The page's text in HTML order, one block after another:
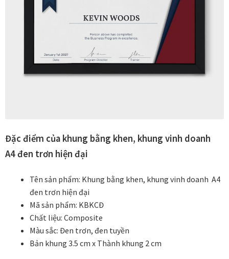
Đóng khung tranh canvas – tranh sơn dầu
Đóng khung tranh đính đá
Đóng khung tranh thêu
Giỏ hàng
Giới Thiệu Mia Home
Homepage Test
Đặc điểm của khung bằng khen, khung vinh doanh
A4 đen trơn hiện đại
Tên sản phẩm: Khung bằng khen, khung vinh doanh A4
đen trơn hiện đại
Mã sản phẩm: KBKCĐ
Chất liệu: Composite
Màu sắc: Đen trơn, đen tuyền
Bản khung 3.5 cm x Thành khung 2 cm